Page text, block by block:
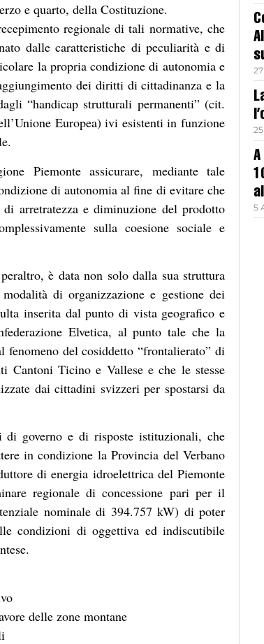
e quarto, della Costituzione.
regionale di tali normative, che
dalle caratteristiche di peculiarità e di
la propria condizione di autonomia e
dei diritti di cittadinanza e la
“handicap strutturali permanenti” (cit.
Europea) ivi esistenti in funzione
Piemonte assicurare, mediante tale
di autonomia al fine di evitare che
arretratezza e diminuzione del prodotto
sulla coesione sociale e
è data non solo dalla sua struttura
di organizzazione e gestione dei
inserita dal punto di vista geografico e
Elvetica, al punto tale che la
fenomeno del cosiddetto “frontalierato” di
Cantoni Ticino e Vallese e che le stesse
dai cittadini svizzeri per spostarsi da
di governo e di risposte istituzionali, che
in condizione la Provincia del Verbano
di energia idroelettrica del Piemonte
regionale di concessione pari per il
nominale di 394.757 kW) di poter
condizioni di oggettiva ed indiscutibile
delle zone montane
5